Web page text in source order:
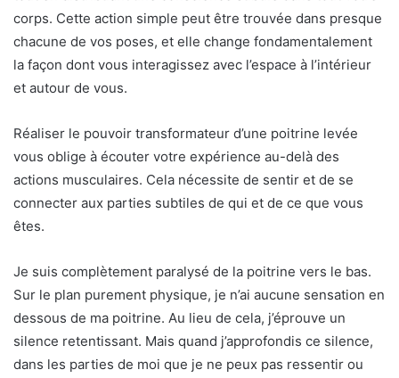
corps. Cette action simple peut être trouvée dans presque
chacune de vos poses, et elle change fondamentalement
la façon dont vous interagissez avec l’espace à l’intérieur
et autour de vous.
Réaliser le pouvoir transformateur d’une poitrine levée
vous oblige à écouter votre expérience au-delà des
actions musculaires. Cela nécessite de sentir et de se
connecter aux parties subtiles de qui et de ce que vous
êtes.
Je suis complètement paralysé de la poitrine vers le bas.
Sur le plan purement physique, je n’ai aucune sensation en
dessous de ma poitrine. Au lieu de cela, j’éprouve un
silence retentissant. Mais quand j’approfondis ce silence,
dans les parties de moi que je ne peux pas ressentir ou